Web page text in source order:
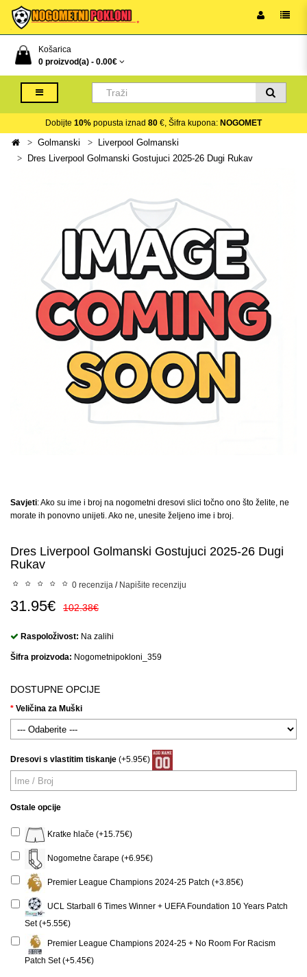
Košarica
0 proizvod(a) - 0.00€
Dobijte 10% popusta iznad 80 €, Šifra kupona: NOGOMET
Golmanski
Liverpool Golmanski
Dres Liverpool Golmanski Gostujuci 2025-26 Dugi Rukav
Savjeti: Ako su ime i broj na nogometni dresovi slici točno ono što želite, ne
morate ih ponovno unijeti. Ako ne, unesite željeno ime i broj.
Dres Liverpool Golmanski Gostujuci 2025-26 Dugi
Rukav
0 recenzija / Napišite recenziju
31.95€ 102.38€
Raspoloživost: Na zalihi
Šifra proizvoda: Nogometnipokloni_359
DOSTUPNE OPCIJE
Veličina za Muški
Dresovi s vlastitim tiskanje (+5.95€)
Ostale opcije
Kratke hlače (+15.75€)
Nogometne čarape (+6.95€)
Premier League Champions 2024-25 Patch (+3.85€)
UCL Starball 6 Times Winner + UEFA Foundation 10 Years Patch
Set (+5.55€)
Premier League Champions 2024-25 + No Room For Racism
Patch Set (+5.45€)